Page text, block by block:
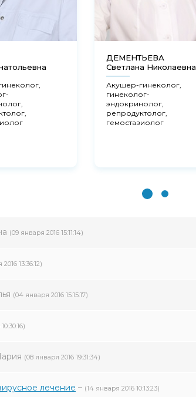
ДЕМЕНТЬЕВА
Светлана Николаевна
Акушер-гинеколог,
гинеколог-
эндокринолог,
репродуктолог,
гемостазиолог
(09 января 2016 15:11:14)
13:36:12)
(04 января 2016 15:15:17)
(08 января 2016 19:31:34)
лечение – (14 января 2016 10:13:23)